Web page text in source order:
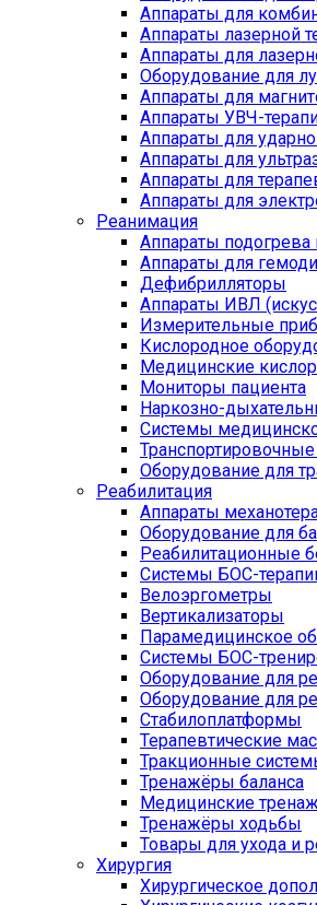
Аппараты для
Аппараты лазерной
Аппараты для
Оборудование для
Аппараты для
Аппараты УВЧ-
Аппараты для
Аппараты для
Аппараты для
Аппараты для
Реанимация
Аппараты
Аппараты для
Дефибрилляторы
Аппараты ИВЛ
Измерительные
Кислородное
Медицинские
Мониторы пациента
Наркозно-
Системы
Оборудование для
Реабилитация
Аппараты
Оборудование для
Реабилитационные
Системы БОС-
Велоэргометры
Вертикализаторы
Парамедицинское
Системы БОС-
Оборудование для
Оборудование для
Стабилоплатформы
Терапевтические
Тракционные
Тренажёры баланса
Медицинские
Тренажёры ходьбы
Товары для ухода и
Хирургия
Хирургическое